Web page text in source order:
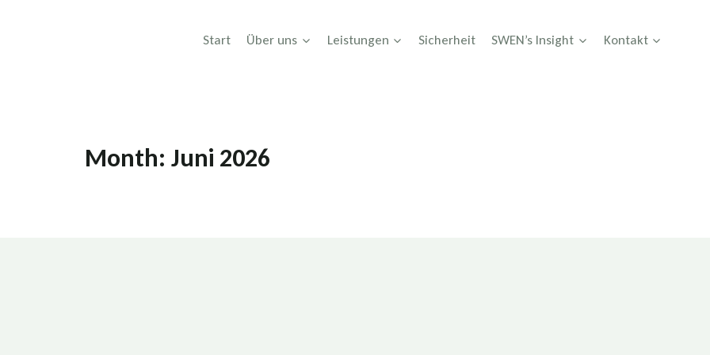
Start Über uns Leistungen Sicherheit SWEN’s Insight Kontakt
Month: Juni 2026